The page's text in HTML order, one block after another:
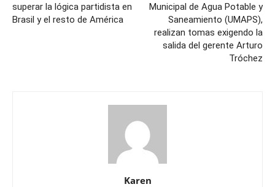
superar la lógica partidista en
Brasil y el resto de América
Municipal de Agua Potable y
Saneamiento (UMAPS),
realizan tomas exigendo la
salida del gerente Arturo
Tróchez
Karen